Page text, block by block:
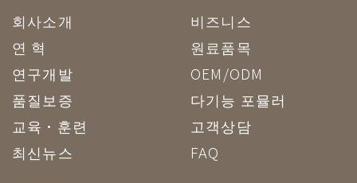
회사소개
연 혁
연구개발
품질보증
교육·훈련
최신뉴스
비즈니스
원료품목
OEM/ODM
다기능 포뮬러
고객상담
FAQ